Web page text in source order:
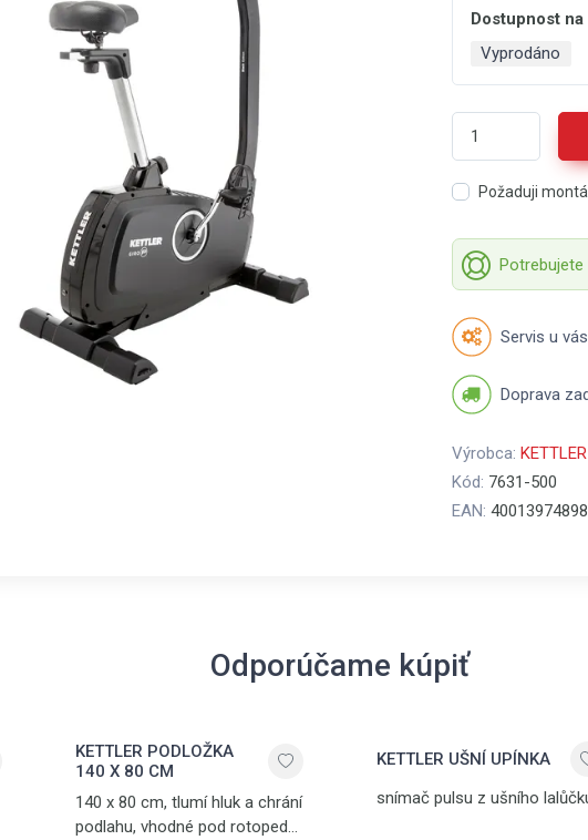
Dostupnost
Vyprodáno
Požaduji
Servis u vás
Doprava
Výrobca: KETTLER
Kód: 7631-500
EAN:
Odporúčame kúpiť
KETTLER PODLOŽKA
140 X 80 CM
140 x 80 cm, tlumí hluk a chrání
podlahu, vhodné pod rotopedy,
KETTLER UŠNÍ UPÍNKA
snímač pulsu z ušního